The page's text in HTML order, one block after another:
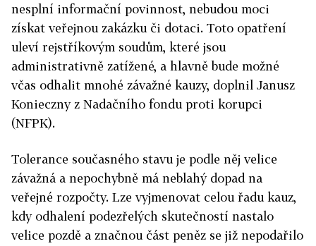
nesplní informační povinnost, nebudou moci
získat veřejnou zakázku či dotaci. Toto opatření
uleví rejstříkovým soudům, které jsou
administrativně zatížené, a hlavně bude možné
včas odhalit mnohé závažné kauzy, doplnil Janusz
Konieczny z Nadačního fondu proti korupci
(NFPK).
Tolerance současného stavu je podle něj velice
závažná a nepochybně má neblahý dopad na
veřejné rozpočty. Lze vyjmenovat celou řadu kauz,
kdy odhalení podezřelých skutečností nastalo
velice pozdě a značnou část peněz se již nepodařilo